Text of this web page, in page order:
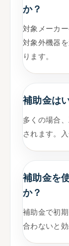
か？
対象メーカ
対象外機器
ります。
補助金は
多くの場合
されます。
補助金を
か？
補助金で初
合わないと